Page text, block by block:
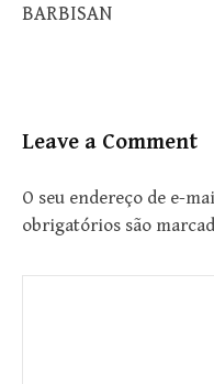
BARBISAN
Leave a Comment
O seu endereço de e-
obrigatórios são